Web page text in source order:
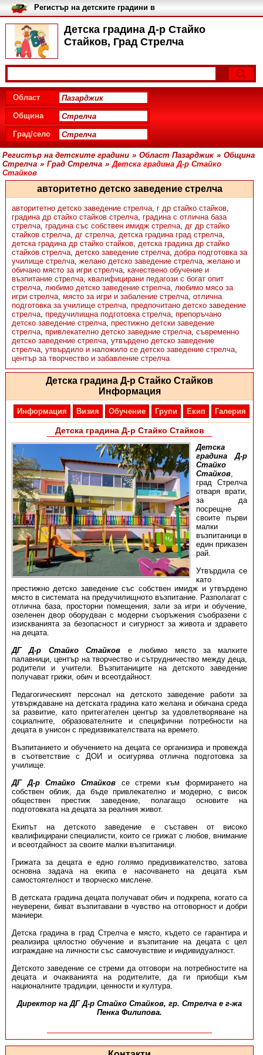
Детска градина Д-р Стайко
Стайков, Град Стрелча
Регистър на детските градини в
България
Област
Община
Град/село
Регистър на детските градини » Област Пазарджик » Община
Стрелча » Град Стрелча » Детска градина Д-р Стайко
Стайков
авторитетно детско заведение стрелча
авторитетно детско заведение стрелча, г др стайко стайков,
градина др стайко стайков стрелча, градина с отлична база
стрелча, градина със собствен имидж стрелча, дг др стайко
стайков стрелча, дг стрелча, детска градина град стрелча,
детска градина др стайко стайков, детска градина др стайко
стайков стрелча, детско заведение стрелча, добра подготовка за
училище стрелча, желано детско заведение стрелча, желано и
обичано място за игри стрелча, качествено обучение и
възпитание стрелча, квалифицирани педагози с богат опит
стрелча, любимо детско заведение стрелча, любимо мясо за
игри стрелча, място за игри и забаление стрелча, отлична
подготовка за училище стрелча, предпочитано детско заведение
стрелча, предучилищна подготовка стрелча, препоръчано
детско заведение стрелча, престижно детски заведение
стрелча, привлекателно детско заведние стрелча, съвременно
детско заведение стрелча, утвърдено детско заведение
стрелча, утвърдило и наложило се детско заведение стрелча,
център за творчество и забавление стрелча
Детска градина Д-р Стайко Стайков
Информация
Информация Визия Обучение Групи Екип Галерия
Детска градина Д-р Стайко Стайков
Детска
градина Д-р
Стайко
Стайков,
град Стрелча
отваря врати,
за да
посрещне
своите първи
малки
възпитаници в
един приказен
рай.
Утвърдила се
като
престижно детско заведение със собствен имидж и утвърдено
място в системата на предучилищното възпитание. Разполагат с
отлична база, просторни помещения, зали за игри и обучение,
озеленен двор оборудван с модерни съоръжения съобразени с
изискванията за безопасност и сигурност за живота и здравето
на децата.
ДГ Д-р Стайко Стайков е любимо място за малките
палавници, център на творчество и сътрудничество между деца,
родители и учители. Възпитаниците на детското заведение
получават грижи, обич и всеотдайност.
Педагогическият персонал на детското заведение работи за
утвърждаване на детската градина като желана и обичана среда
за развитие, като притегателен център за удовлетворяване на
социалните, образователните и специфични потребности на
децата в унисон с предизвикателствата на времето.
Възпитанието и обучението на децата се организира и провежда
в съответствие с ДОИ и осигурява отлична подготовка за
училище.
ДГ Д-р Стайко Стайков се стреми към формирането на
собствен облик, да бъде привлекателно и модерно, с висок
обществен престиж заведение, полагащо основите на
подготовката на децата за реалния живот.
Екипът на детското заведение е съставен от високо
квалифицирани специалисти, които се грижат с любов, внимание
и всеотдайност за своите малки възпитаници.
Грижата за децата е едно голямо предизвикателство, затова
основна задача на екипа е насочването на децата към
самостоятелност и творческо мислене.
В детската градина децата получават обич и подкрепа, когато са
неуверени, биват възпитавани в чувство на отговорност и добри
маниери.
Детска градина в град Стрелча е място, където се гарантира и
реализира цялостно обучение и възпитание на децата с цел
изграждане на личности със самочувствие и индивидуалност.
Детското заведение се стреми да отговори на потребностите на
децата и очакванията на родителите, да ги приобщи към
националните традиции, ценности и култура.
Директор на ДГ Д-р Стайко Стайков, гр. Стрелча е г-жа
Пенка Филипова.